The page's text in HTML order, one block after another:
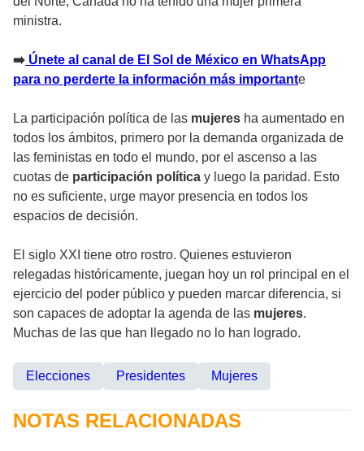
ministra.
➡️ Únete al canal de El Sol de México en WhatsApp
para no perderte la información más importante
La participación política de las mujeres ha aumentado en
todos los ámbitos, primero por la demanda organizada de
las feministas en todo el mundo, por el ascenso a las
cuotas de participación política y luego la paridad. Esto
no es suficiente, urge mayor presencia en todos los
espacios de decisión.
El siglo XXI tiene otro rostro. Quienes estuvieron
relegadas históricamente, juegan hoy un rol principal en el
ejercicio del poder público y pueden marcar diferencia, si
son capaces de adoptar la agenda de las mujeres.
Muchas de las que han llegado no lo han logrado.
Elecciones Presidentes Mujeres
NOTAS RELACIONADAS